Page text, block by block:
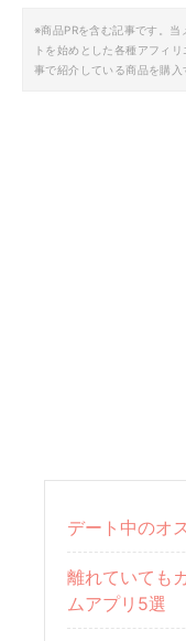
※商品PRを含む記事です。
トを始めとした各種アフィ
事で紹介している商品を購入
デート中のオ
離れていても
ムアプリ5選